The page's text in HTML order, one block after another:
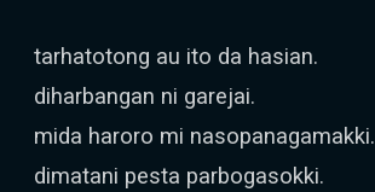
tarhatotong au ito da hasian.
diharbangan ni garejai.
mida haroro mi nasopanagamakki.
dimatani pesta parbogasokki.